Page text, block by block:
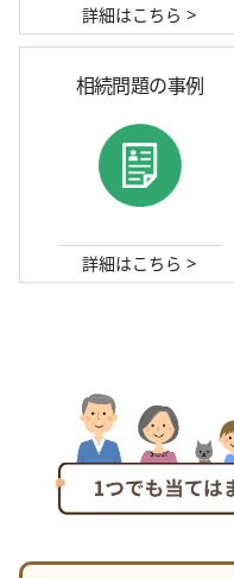
詳細はこちら >
相続問題の事例
詳細はこちら >